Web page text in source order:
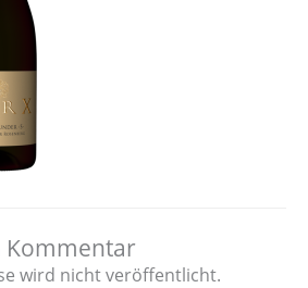
Kommentar
wird nicht veröffentlicht.